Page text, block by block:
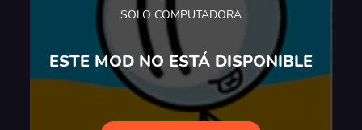
SOLO COMPUTADORA
ESTE MOD NO ESTÁ DISPONIBLE